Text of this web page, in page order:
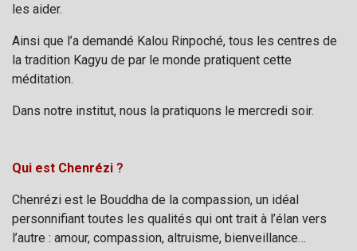
les aider.
Ainsi que l’a demandé Kalou Rinpoché, tous les centres de
la tradition Kagyu de par le monde pratiquent cette
méditation.
Dans notre institut, nous la pratiquons le mercredi soir.
Qui est Chenrézi ?
Chenrézi est le Bouddha de la compassion, un idéal
personnifiant toutes les qualités qui ont trait à l’élan vers
l’autre : amour, compassion, altruisme, bienveillance…